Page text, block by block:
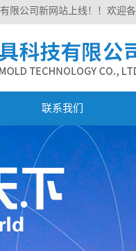
限公司新网站上线！！欢迎
联系我们